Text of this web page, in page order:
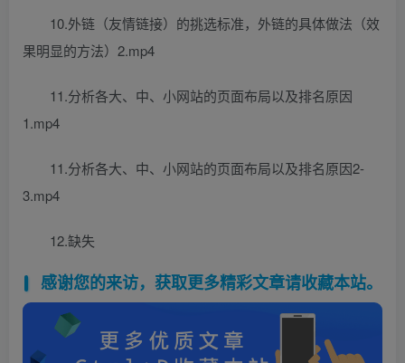
10.外链（友情链接）的挑选标准，外链的具体做法（效
果明显的方法）2.mp4
11.分析各大、中、小网站的页面布局以及排名原因
1.mp4
11.分析各大、中、小网站的页面布局以及排名原因2-
3.mp4
12.缺失
感谢您的来访，获取更多精彩文章请收藏本站。